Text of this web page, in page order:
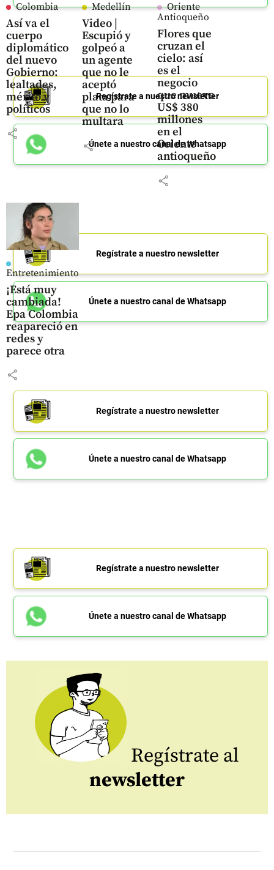
Colombia
Así va el
cuerpo
diplomático
del nuevo
Gobierno:
lealtades,
mérito y
políticos
share
Medellín
Video |
Escupió y
golpeó a
un agente
que no le
aceptó
plata para
que no lo
multara
share
Oriente
Antioqueño
Flores que
cruzan el
cielo: así
es el
negocio
que mueve
US$ 380
millones
en el
Oriente
antioqueño
share
Entretenimiento
¡Está muy
cambiada!
Epa Colombia
reapareció en
redes y
parece otra
share
Regístrate a nuestro newsletter
Únete a nuestro canal de Whatsapp
Regístrate a nuestro newsletter
Únete a nuestro canal de Whatsapp
Regístrate a nuestro newsletter
Únete a nuestro canal de Whatsapp
Regístrate a nuestro newsletter
Únete a nuestro canal de Whatsapp
Regístrate al
newsletter